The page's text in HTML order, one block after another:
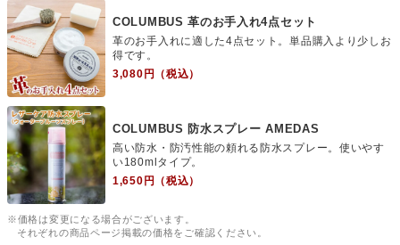
COLUMBUS 革のお手入れ4点セット
革のお手入れに適した4点セット。単品購入より少しお
得です。
3,080円（税込）
COLUMBUS 防水スプレー AMEDAS
高い防水・防汚性能の頼れる防水スプレー。使いやす
い180mlタイプ。
1,650円（税込）
※価格は変更になる場合がございます。
それぞれの商品ページ掲載の価格をご確認ください。